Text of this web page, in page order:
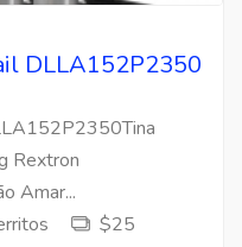
DLLA152P2350
Rextron
Amar...
$25